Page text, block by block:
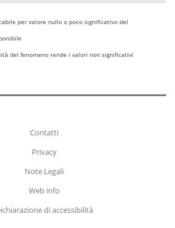
per valore nullo o poco significativo del
del fenomeno rende i valori non significativi
Contatti
Privacy
Note Legali
Web info
di accessibilità